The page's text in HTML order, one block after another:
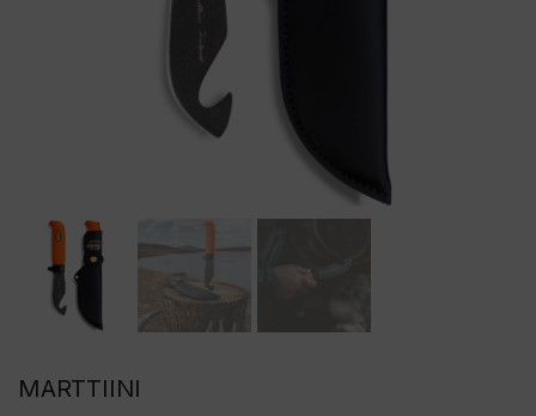
MARTTIINI